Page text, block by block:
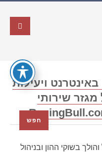
ויעילות
שירותי
בשוקי ההון ובניהול
חפש